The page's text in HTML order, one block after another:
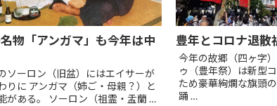
名物「アンガマ」も今年は中
ソーロン（旧盆）にはエイサーが
りに アンガマ（姉ご・母親？）と
がある。 ソーロン（祖霊・盂蘭 …
豊年とコロナ退散
今年の故郷（四ヶ字
ゥ（豊年祭）は新型
ため豪華絢爛な旗頭
踊 …